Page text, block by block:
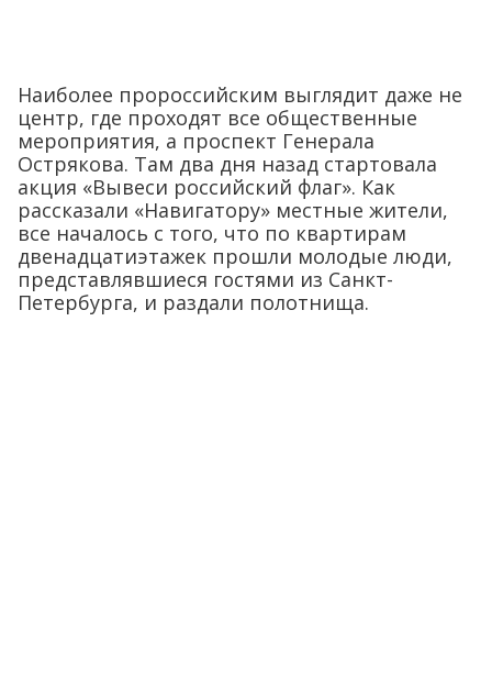
Наиболее пророссийским выглядит даже не
центр, где проходят все общественные
мероприятия, а проспект Генерала
Острякова. Там два дня назад стартовала
акция «Вывеси российский флаг». Как
рассказали «Навигатору» местные жители,
все началось с того, что по квартирам
двенадцатиэтажек прошли молодые люди,
представлявшиеся гостями из Санкт-
Петербурга, и раздали полотнища.